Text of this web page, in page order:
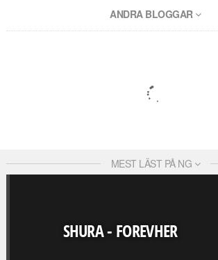
ANDRA BLOGGAR
MEST LÄST PÅ NG
SHURA - FOREVHER